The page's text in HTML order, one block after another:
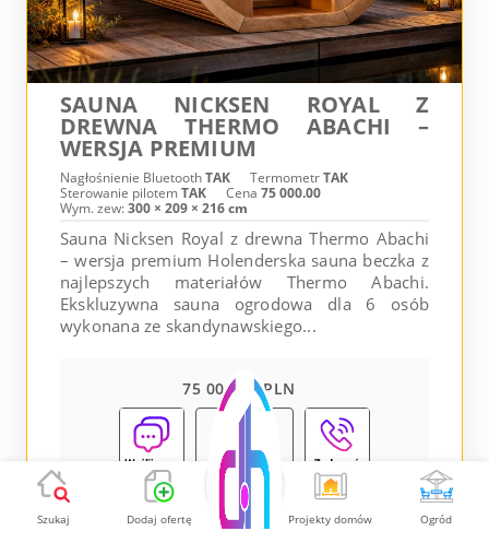
SAUNA NICKSEN ROYAL Z
DREWNA THERMO ABACHI –
WERSJA PREMIUM
Nagłośnienie BluetoothTAK TermometrTAK
Sterowanie pilotemTAK Cena 75 000.00
Wym. zew:300 × 209 × 216 cm
Sauna Nicksen Royal z drewna Thermo Abachi
– wersja premium Holenderska sauna beczka z
najlepszych materiałów Thermo Abachi.
Ekskluzywna sauna ogrodowa dla 6 osób
wykonana ze skandynawskiego...
75 000.00 PLN
Szukaj Dodaj ofertę Projekty domów Ogród